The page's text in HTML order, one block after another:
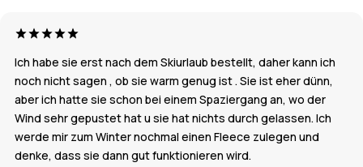
Ich habe sie erst nach dem Skiurlaub bestellt, daher kann ich
noch nicht sagen , ob sie warm genug ist . Sie ist eher dünn,
aber ich hatte sie schon bei einem Spaziergang an, wo der
Wind sehr gepustet hat u sie hat nichts durch gelassen. Ich
werde mir zum Winter nochmal einen Fleece zulegen und
denke, dass sie dann gut funktionieren wird.